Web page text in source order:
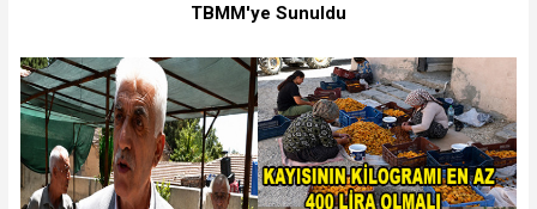
TBMM'ye Sunuldu